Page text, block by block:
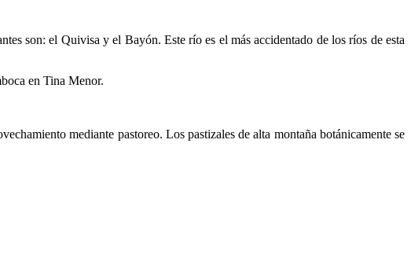
son: el Quivisa y el Bayón. Este río es el más accidentado de los ríos de esta
en Tina Menor.
mediante pastoreo. Los pastizales de alta montaña botánicamente se